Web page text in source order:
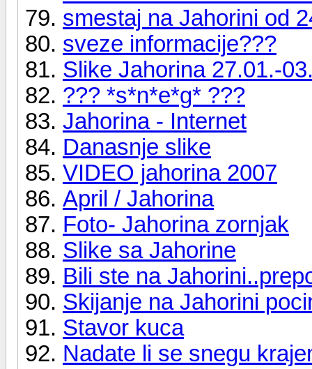
smestaj na Jahorini od
sveze informacije???
Slike Jahorina 27.01.-
??? *s*n*e*g* ???
Jahorina - Internet
Danasnje slike
VIDEO jahorina 2007
April / Jahorina
Foto- Jahorina zornjak
Slike sa Jahorine
Bili ste na
Skijanje na Jahorini
Stavor kuca
Nadate li se snegu